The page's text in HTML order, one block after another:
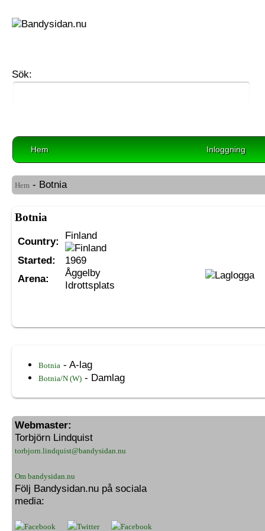
Sök:
Hem Inloggning
Hem - Botnia
Botnia
Country:
Finland
Started:
1969
Arena:
Åggelby
Idrottsplats
Botnia - A-lag
Botnia/N (W) - Damlag
Webmaster:
Torbjörn Lindquist
torbjorn.lindquist@bandysidan.nu
Om bandysidan.nu
Följ Bandysidan.nu på sociala
media: